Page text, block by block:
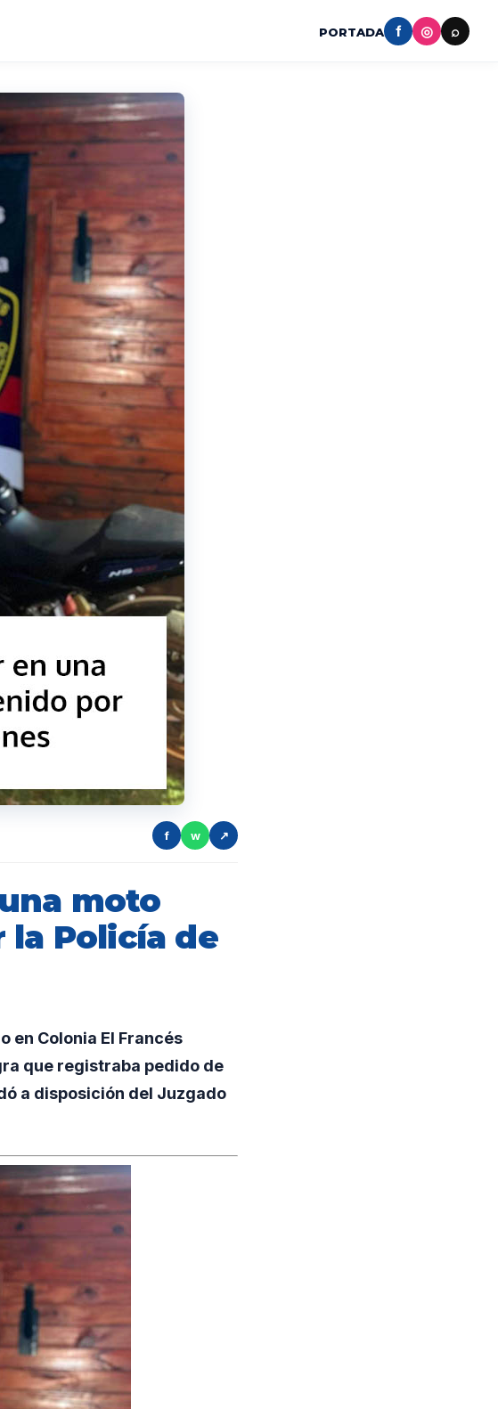
PORTADA f ◎ ⌕
f w ↗
moto
Policía de
en Colonia El Francés
que registraba pedido de
a disposición del Juzgado